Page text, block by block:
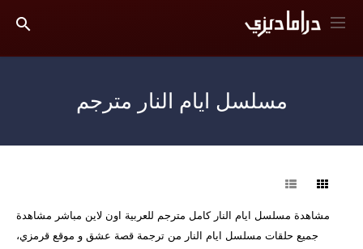
مسلسل ايام النار مترجم
مشاهدة مسلسل ايام النار كامل مترجم للعربية اون لاين مباشر مشاهدة
جميع حلقات مسلسل ايام النار من ترجمة قصة عشق و موقع قرمزي،